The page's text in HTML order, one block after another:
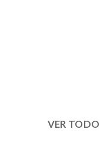
VER TODO